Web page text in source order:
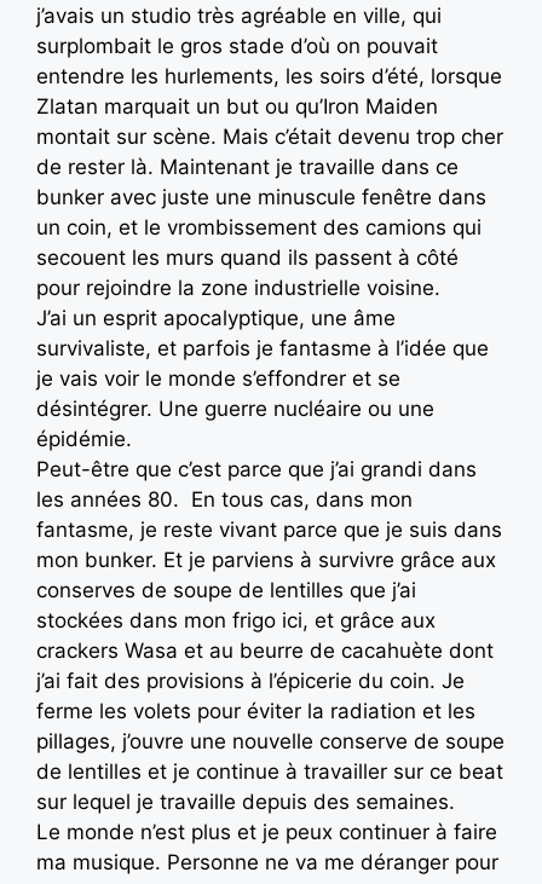
j’avais un studio très agréable en ville, qui
surplombait le gros stade d’où on pouvait
entendre les hurlements, les soirs d’été, lorsque
Zlatan marquait un but ou qu’Iron Maiden
montait sur scène. Mais c’était devenu trop cher
de rester là. Maintenant je travaille dans ce
bunker avec juste une minuscule fenêtre dans
un coin, et le vrombissement des camions qui
secouent les murs quand ils passent à côté
pour rejoindre la zone industrielle voisine.
J’ai un esprit apocalyptique, une âme
survivaliste, et parfois je fantasme à l’idée que
je vais voir le monde s’effondrer et se
désintégrer. Une guerre nucléaire ou une
épidémie.
Peut-être que c’est parce que j’ai grandi dans
les années 80. En tous cas, dans mon
fantasme, je reste vivant parce que je suis dans
mon bunker. Et je parviens à survivre grâce aux
conserves de soupe de lentilles que j’ai
stockées dans mon frigo ici, et grâce aux
crackers Wasa et au beurre de cacahuète dont
j’ai fait des provisions à l’épicerie du coin. Je
ferme les volets pour éviter la radiation et les
pillages, j’ouvre une nouvelle conserve de soupe
de lentilles et je continue à travailler sur ce beat
sur lequel je travaille depuis des semaines.
Le monde n’est plus et je peux continuer à faire
ma musique. Personne ne va me déranger pour